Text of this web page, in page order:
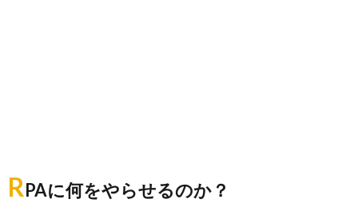
RPAに何をやらせるのか？